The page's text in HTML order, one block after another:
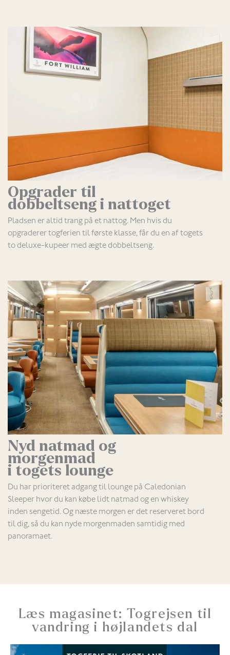
Opgrader til
dobbeltseng i nattoget
Pladsen er altid trang på et nattog. Men hvis du
opgraderer togferien til første klasse, får du en af togets
to deluxe-kupeer med ægte dobbeltseng.
Nyd natmad og
morgenmad
i togets lounge
Du har prioriteret adgang til lounge på Caledonian
Sleeper hvor du kan købe lidt natmad og en whiskey
inden sengetid. Og næste morgen er det reserveret bord
til dig, så du kan nyde morgenmaden samtidig med
panoramaet.
Læs magasinet: Togrejsen til
vandring i højlandets dal